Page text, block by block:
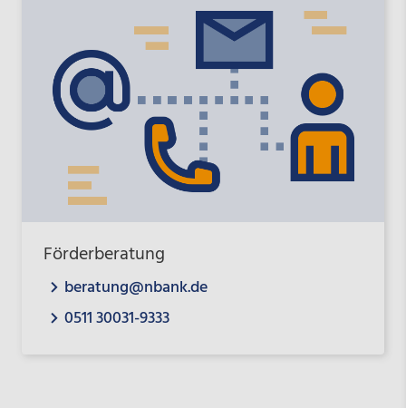
Förderberatung
beratung@nbank.de
0511 30031-9333